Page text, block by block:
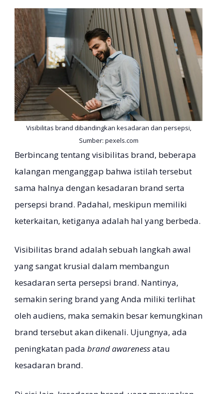
Visibilitas brand dibandingkan kesadaran dan persepsi,
Sumber: pexels.com
Berbincang tentang visibilitas brand, beberapa
kalangan menganggap bahwa istilah tersebut
sama halnya dengan kesadaran brand serta
persepsi brand. Padahal, meskipun memiliki
keterkaitan, ketiganya adalah hal yang berbeda.
Visibilitas brand adalah sebuah langkah awal
yang sangat krusial dalam membangun
kesadaran serta persepsi brand. Nantinya,
semakin sering brand yang Anda miliki terlihat
oleh audiens, maka semakin besar kemungkinan
brand tersebut akan dikenali. Ujungnya, ada
peningkatan pada brand awarenessatau
kesadaran brand.